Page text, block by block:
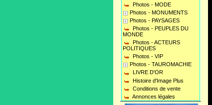
Photos - MODE
Photos - MONUMENTS
Photos - PAYSAGES
Photos - PEUPLES DU
MONDE
Photos - ACTEURS
POLITIQUES
Photos - VIP
Photos - TAUROMACHIE
LIVRE D'OR
Histoire d'Image Plus
Conditions de vente
Annonces légales